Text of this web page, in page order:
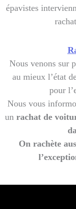
épavistes
Nous venons sur
au mieux l’état
pour
Nous vous
un rachat de
On rachète